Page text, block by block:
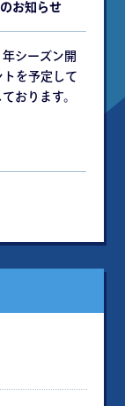
お知らせ
シーズン開
を予定して
おります。